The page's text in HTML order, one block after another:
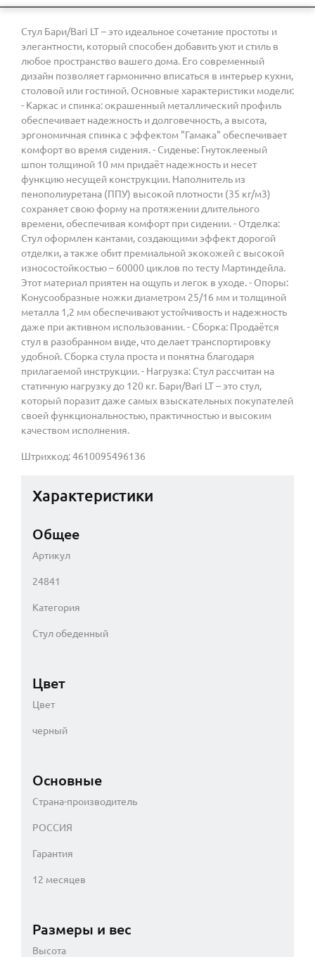
Стул Бари/Bari LT – это идеальное сочетание простоты и
элегантности, который способен добавить уют и стиль в
любое пространство вашего дома. Его современный
дизайн позволяет гармонично вписаться в интерьер кухни,
столовой или гостиной. Основные характеристики модели:
- Каркас и спинка: окрашенный металлический профиль
обеспечивает надежность и долговечность, а высота,
эргономичная спинка с эффектом "Гамака" обеспечивает
комфорт во время сидения. - Сиденье: Гнутоклееный
шпон толщиной 10 мм придаёт надежность и несет
функцию несущей конструкции. Наполнитель из
пенополиуретана (ППУ) высокой плотности (35 кг/м3)
сохраняет свою форму на протяжении длительного
времени, обеспечивая комфорт при сидении. - Отделка:
Стул оформлен кантами, создающими эффект дорогой
отделки, а также обит премиальной экокожей с высокой
износостойкостью – 60000 циклов по тесту Мартиндейла.
Этот материал приятен на ощупь и легок в уходе. - Опоры:
Конусообразные ножки диаметром 25/16 мм и толщиной
металла 1,2 мм обеспечивают устойчивость и надежность
даже при активном использовании. - Сборка: Продаётся
стул в разобранном виде, что делает транспортировку
удобной. Сборка стула проста и понятна благодаря
прилагаемой инструкции. - Нагрузка: Стул рассчитан на
статичную нагрузку до 120 кг. Бари/Bari LT – это стул,
который поразит даже самых взыскательных покупателей
своей функциональностью, практичностью и высоким
качеством исполнения.
Штрихкод: 4610095496136
Характеристики
Общее
Артикул
24841
Категория
Стул обеденный
Цвет
Цвет
черный
Основные
Страна-производитель
РОССИЯ
Гарантия
12 месяцев
Размеры и вес
Высота